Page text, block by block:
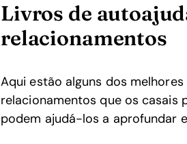
Livros de
relacionamentos
Aqui estão alguns dos
relacionamentos que os casais
podem ajudá-los a aprofundar